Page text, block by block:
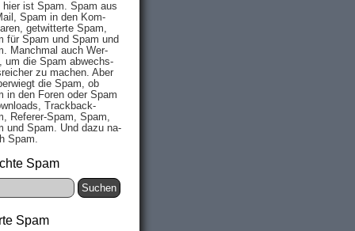
hier ist Spam. Spam aus
Spam in den Kom­
ge­twit­ter­te Spam,
für Spam und Spam und
Manch­mal auch Wer­
um die Spam ab­wechs­
zu mach­en. Aber
die Spam, ob
in den Fo­ren oder Spam
Track­back-
Re­fe­rer-Spam, Spam,
und Spam. Und da­zu na­
Spam.
Spam
Spam